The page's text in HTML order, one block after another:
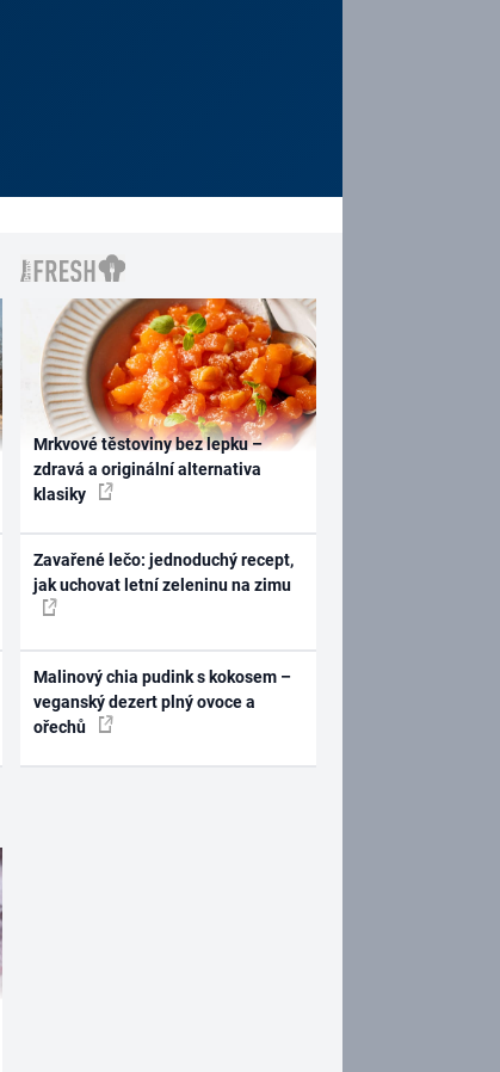
Mrkvové těstoviny bez lepku –
zdravá a originální alternativa
klasiky
Zavařené lečo: jednoduchý recept,
jak uchovat letní zeleninu na zimu
Malinový chia pudink s kokosem –
veganský dezert plný ovoce a
ořechů